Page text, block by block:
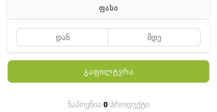
QYT
ფასი
გაფილტვრა
ნაპოვნია0 პროდუქტი